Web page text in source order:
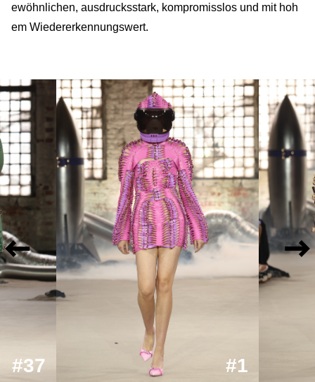
ewöhnlichen, ausdrucksstark, kompromisslos und mit hoh
em Wiedererkennungswert.
#37 #1